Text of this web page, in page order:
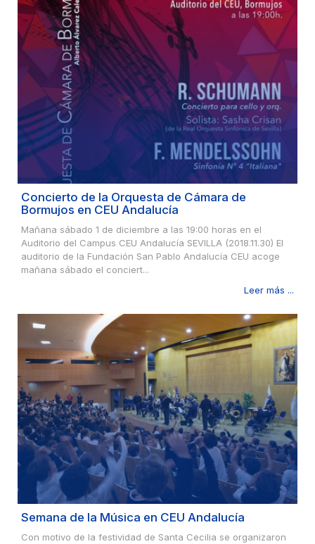
Concierto de la Orquesta de Cámara de
Bormujos en CEU Andalucía
Mañana sábado 1 de diciembre a las 19:00 horas en el
Auditorio del Campus CEU Andalucía SEVILLA (2018.11.30) El
auditorio de la Fundación San Pablo Andalucía CEU acoge
mañana sábado el conciert...
Leer más ...
Semana de la Música en CEU Andalucía
Con motivo de la festividad de Santa Cecilia se organizaron